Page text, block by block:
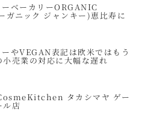
ーベーカリーORGANIC
ガニック ジャンキー)恵比寿に
ーやVEGAN表記は欧米ではもう
売業の対応に大幅な遅れ
タカシマヤ ゲー
ル店